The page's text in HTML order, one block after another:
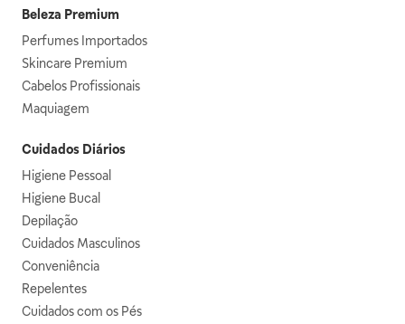
Beleza Premium
Perfumes Importados
Skincare Premium
Cabelos Profissionais
Maquiagem
Cuidados Diários
Higiene Pessoal
Higiene Bucal
Depilação
Cuidados Masculinos
Conveniência
Repelentes
Cuidados com os Pés